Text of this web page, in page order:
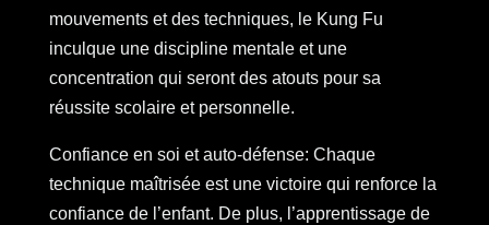
mouvements et des techniques, le Kung Fu
inculque une discipline mentale et une
concentration qui seront des atouts pour sa
réussite scolaire et personnelle.
Confiance en soi et auto-défense: Chaque
technique maîtrisée est une victoire qui renforce la
confiance de l’enfant. De plus, l’apprentissage de